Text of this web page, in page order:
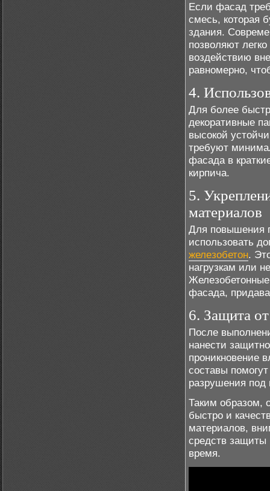
Если фасад
смесь, которая
здания.
позволяют
воздействию
равномерно,
4.
Для более
декоративные
высокой
требуют
фасада в
кирпича.
5.
материалов
Для повышения
использовать
железобетон.
нагрузкам или
фасада,
6. Защита
После
нанести
проникновение
составы
разрушения под
Таким образом,
быстро и
материалов,
средств защиты
время.